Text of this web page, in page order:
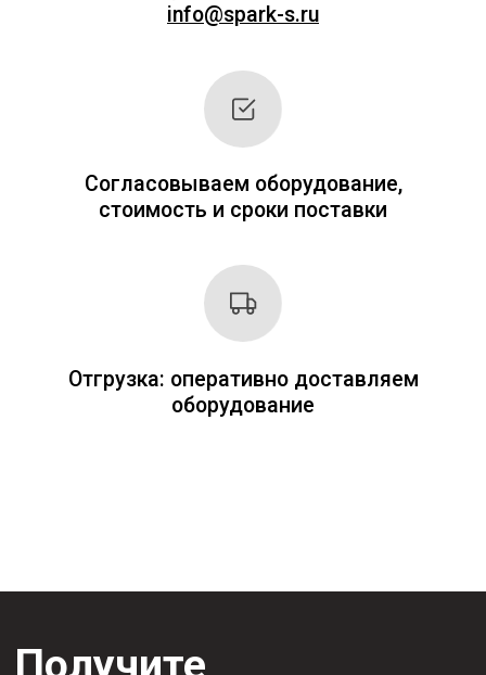
результат. После оставления заявки мы
течение 20–30 минут наш специалист
подготовит индивидуальное коммерческое
предложение с ценами и сроками поставки.
Заполните форму справа или позвоните по
телефонам.
коммерческое предложение
через 20-30 минут